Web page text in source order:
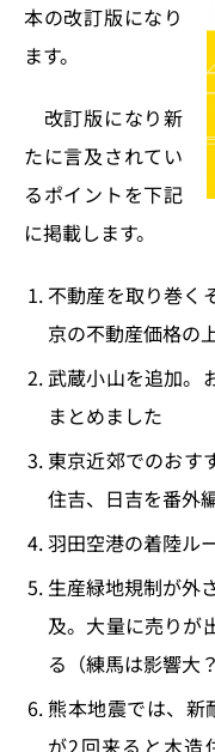
本の改訂版になり
ます。
改訂版になり新
たに言及されてい
るポイントを下記
に掲載します。
不動産を取り巻
京の不動産価格の
武蔵小山を追加。
まとめました
東京近郊でのおす
住吉、日吉を番外
羽田空港の着陸ル
生産緑地規制が外
及。大量に売りが
る（練馬は影響大？
熊本地震では、新
が2回来ると木造